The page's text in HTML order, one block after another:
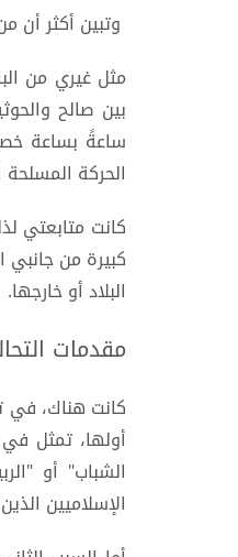
وتبين أكثر أن
‏مثل غيري من
ساعةً بساعة
الحركة
كانت متابعتي
كبيرة من
البلاد أو خارجها.
مقدمات
كانت هناك، في
أولها، تمثل
الشباب" أو
الإسلاميين